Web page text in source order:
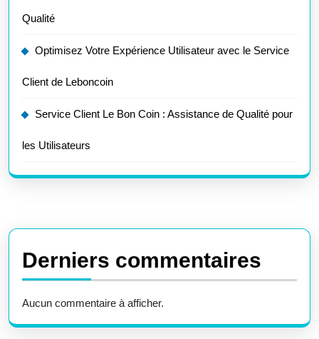
Qualité
Optimisez Votre Expérience Utilisateur avec le Service
Client de Leboncoin
Service Client Le Bon Coin : Assistance de Qualité pour
les Utilisateurs
Derniers commentaires
Aucun commentaire à afficher.